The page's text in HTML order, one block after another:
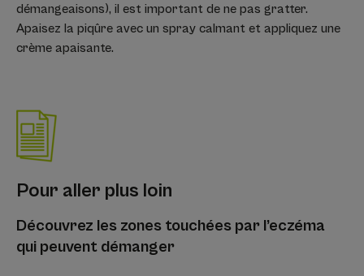
démangeaisons), il est important de ne pas gratter.
Apaisez la piqûre avec un spray calmant et appliquez une
crème apaisante.
Pour aller plus loin
Découvrez les zones touchées par l’eczéma
qui peuvent démanger